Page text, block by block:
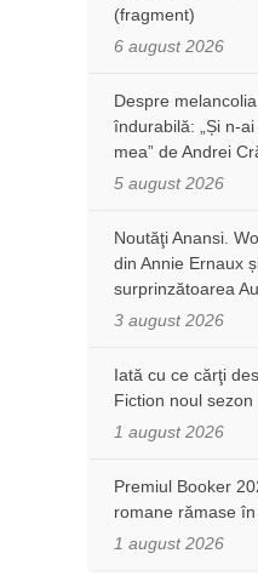
(fragment)
6 august 2026
Despre
îndurabilă: „Și n-
mea” de Andrei
5 august 2026
Noutăţi Anansi.
din Annie Ernaux
surprinzătoarea
3 august 2026
Iată cu ce cărţi
Fiction noul sezon
1 august 2026
Premiul Booker
romane rămase
1 august 2026